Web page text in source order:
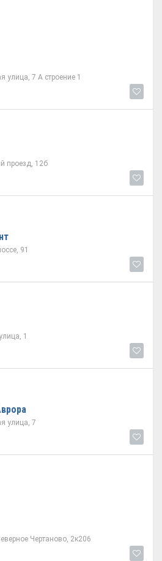
улица, 7 А строение 1
проезд, 12б
91
1
улица, 7
Чертаново, 2к206